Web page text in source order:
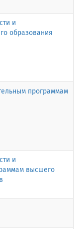
и
образования
программам
и
высшего